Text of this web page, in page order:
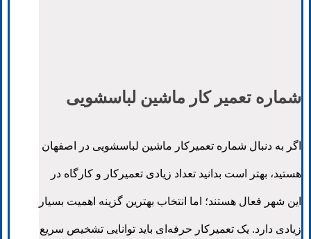
شماره تعمیر کار ماشین لباسشویی
اگر به دنبال شماره تعمیرکار ماشین لباسشویی در اصفهان
هستید، بهتر است بدانید تعداد زیادی تعمیرکار و کارگاه در
این شهر فعال هستند؛ اما انتخاب بهترین گزینه اهمیت بسیار
زیادی دارد. یک تعمیرکار حرفه‌ای باید توانایی تشخیص سریع